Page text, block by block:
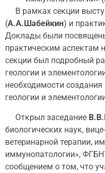
В рамках секции
(А.А.Шабейкин) и
Доклады были
практическим аспектам
секции был подробный
геологии и
необходимости
геологии и
Открыл заседание
биологических наук,
ветеринарной терапии,
иммунопатологии»,
сообщением о том, что